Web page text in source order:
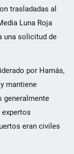
trasladadas al
Luna Roja
una solicitud de
por Hamás,
mantiene
generalmente
eran civiles